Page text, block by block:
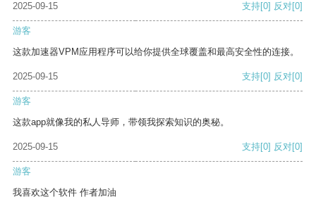
2025-09-15
支持[0] 反对[0]
游客
这款加速器VPM应用程序可以给你提供全球覆盖和最高安全性的连接。
2025-09-15 支持[0] 反对[0]
游客
这款app就像我的私人导师，带领我探索知识的奥秘。
2025-09-15 支持[0] 反对[0]
游客
我喜欢这个软件 作者加油